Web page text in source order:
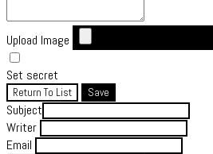
Upload Image
Set secret
Return To List Save
Subject
Writer
Email